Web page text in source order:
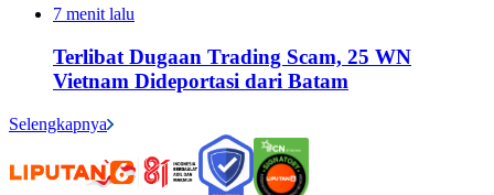
7 menit lalu
Terlibat Dugaan Trading Scam, 25 WN
Vietnam Dideportasi dari Batam
Selengkapnya